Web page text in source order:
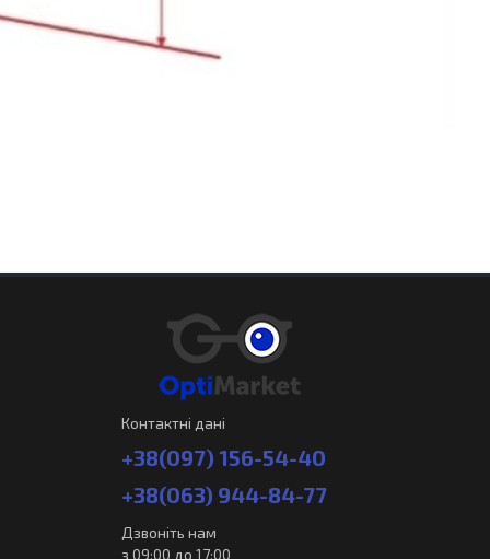
Контактні дані
+38(097) 156-54-40
+38(063) 944-84-77
Дзвоніть нам
з 09:00 до 17:00